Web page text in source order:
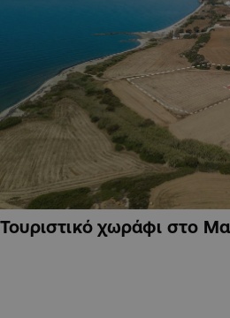
Τουριστικό χωράφι στο